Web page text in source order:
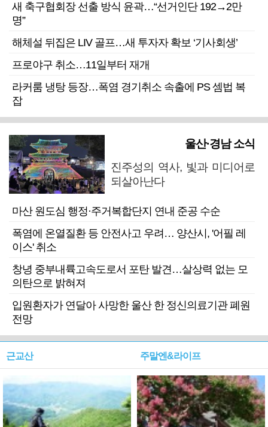
새 축구협회장 선출 방식 윤곽…“선거인단 192→2만
명”
해체설 뒤집은 LIV 골프…새 투자자 확보 ‘기사회생’
프로야구 취소…11일부터 재개
라커룸 냉탕 등장…폭염 경기취소 속출에 PS 셈법 복
잡
울산·경남 소식
진주성의 역사, 빛과 미디어로
되살아난다
마산 원도심 행정·주거복합단지 연내 준공 수순
폭염에 온열질환 등 안전사고 우려… 양산시, '어필 레
이스' 취소
창녕 중부내륙고속도로서 포탄 발견…살상력 없는 모
의탄으로 밝혀져
입원환자가 연달아 사망한 울산 한 정신의료기관 폐원
전망
근교산 주말엔&라이프